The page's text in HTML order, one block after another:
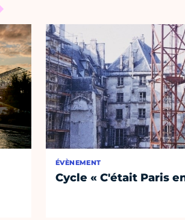
ÉVÈNEMENT
Cycle « C'était Paris